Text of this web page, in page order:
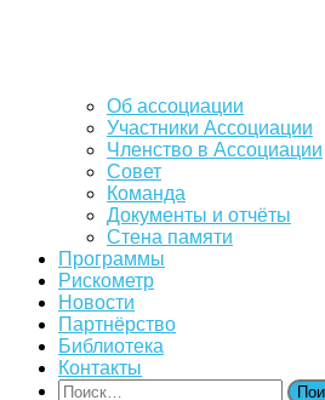
Об ассоциации
Участники Ассоциации
Членство в Ассоциации
Совет
Команда
Документы и отчёты
Стена памяти
Программы
Рискометр
Новости
Партнёрство
Библиотека
Контакты
Найти: